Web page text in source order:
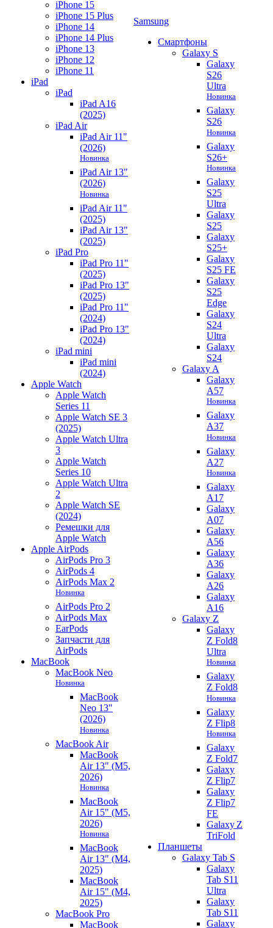
iPhone 15
iPhone 15 Plus
iPhone 14
iPhone 14 Plus
iPhone 13
iPhone 12
iPhone 11
iPad
iPad
iPad A16
(2025)
iPad Air
iPad Air 11"
(2026)
Новинка
iPad Air 13"
(2026)
Новинка
iPad Air 11"
(2025)
iPad Air 13"
(2025)
iPad Pro
iPad Pro 11"
(2025)
iPad Pro 13"
(2025)
iPad Pro 11"
(2024)
iPad Pro 13"
(2024)
iPad mini
iPad mini
(2024)
Apple Watch
Apple Watch
Series 11
Apple Watch SE 3
(2025)
Apple Watch Ultra
3
Apple Watch
Series 10
Apple Watch Ultra
2
Apple Watch SE
(2024)
Ремешки для
Apple Watch
Apple AirPods
AirPods Pro 3
AirPods 4
AirPods Max 2
Новинка
AirPods Pro 2
AirPods Max
EarPods
Запчасти для
AirPods
MacBook
MacBook Neo
Новинка
MacBook
Neo 13"
(2026)
Новинка
MacBook Air
MacBook
Air 13" (M5,
2026)
Новинка
MacBook
Air 15" (M5,
2026)
Новинка
MacBook
Air 13" (M4,
2025)
MacBook
Air 15" (M4,
2025)
MacBook Pro
MacBook
Samsung
Смартфоны
Galaxy S
Galaxy
S26
Ultra
Новинка
Galaxy
S26
Новинка
Galaxy
S26+
Новинка
Galaxy
S25
Ultra
Galaxy
S25
Galaxy
S25+
Galaxy
S25 FE
Galaxy
S25
Edge
Galaxy
S24
Ultra
Galaxy
S24
Galaxy A
Galaxy
A57
Новинка
Galaxy
A37
Новинка
Galaxy
A27
Новинка
Galaxy
A17
Galaxy
A07
Galaxy
A56
Galaxy
A36
Galaxy
A26
Galaxy
A16
Galaxy Z
Galaxy
Z Fold8
Ultra
Новинка
Galaxy
Z Fold8
Новинка
Galaxy
Z Flip8
Новинка
Galaxy
Z Fold7
Galaxy
Z Flip7
Galaxy
Z Flip7
FE
Galaxy Z
TriFold
Планшеты
Galaxy Tab S
Galaxy
Tab S11
Ultra
Galaxy
Tab S11
Galaxy